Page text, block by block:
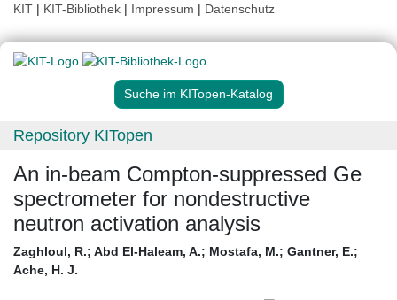
KIT | KIT-Bibliothek | Impressum | Datenschutz
Suche im KITopen-Katalog
Repository KITopen
An in-beam Compton-suppressed Ge
spectrometer for nondestructive
neutron activation analysis
Zaghloul, R.; Abd El-Haleam, A.; Mostafa, M.; Gantner, E.;
Ache, H. J.